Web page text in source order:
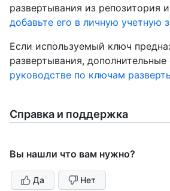
развертывания из репозитория
добавьте его в личную учетную
Если используемый ключ
развертывания,
руководстве по ключам
Справка и поддержка
Вы нашли что вам нужно?
Да Нет